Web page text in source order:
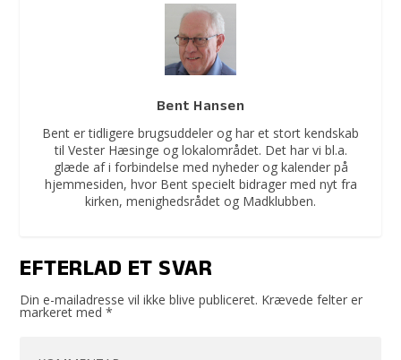
Bent Hansen
Bent er tidligere brugsuddeler og har et stort kendskab
til Vester Hæsinge og lokalområdet. Det har vi bl.a.
glæde af i forbindelse med nyheder og kalender på
hjemmesiden, hvor Bent specielt bidrager med nyt fra
kirken, menighedsrådet og Madklubben.
EFTERLAD ET SVAR
Din e-mailadresse vil ikke blive publiceret. Krævede felter er
markeret med*